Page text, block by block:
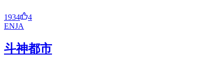
1934
4
ENJA
斗神都市